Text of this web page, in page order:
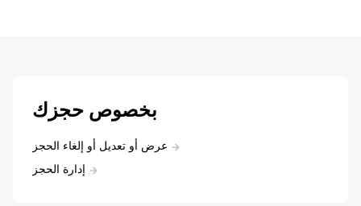
بخصوص حجزك
عرض أو تعديل أو إلغاء الحجز
إدارة الحجز